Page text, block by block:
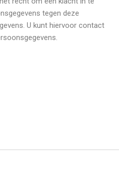
tegen deze
U kunt hiervoor contact